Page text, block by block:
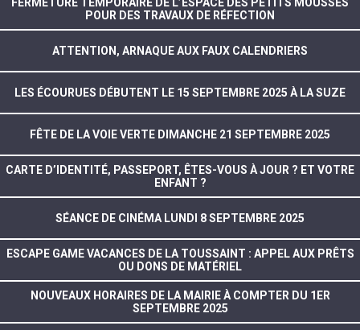
FERMETURE TEMPORAIRE DE L’ESPACE DES PETITS MOUSSES
POUR DES TRAVAUX DE RÉFECTION
ATTENTION, ARNAQUE AUX FAUX CALENDRIERS
LES ÉCOURUES DÉBUTENT LE 15 SEPTEMBRE 2025 À LA SUZE
FÊTE DE LA VOIE VERTE DIMANCHE 21 SEPTEMBRE 2025
CARTE D’IDENTITÉ, PASSEPORT, ÊTES-VOUS À JOUR ? ET VOTRE
ENFANT ?
SÉANCE DE CINÉMA LUNDI 8 SEPTEMBRE 2025
ESCAPE GAME VACANCES DE LA TOUSSAINT : APPEL AUX PRÊTS
OU DONS DE MATÉRIEL
NOUVEAUX HORAIRES DE LA MAIRIE À COMPTER DU 1ER
SEPTEMBRE 2025